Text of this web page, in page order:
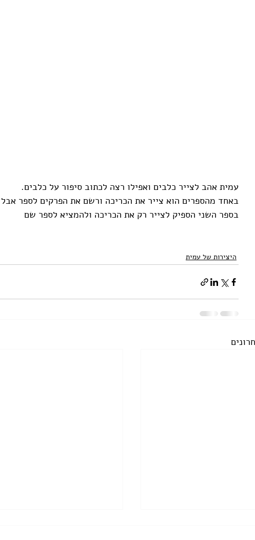
עמית אהב לצייר כלבים ואפילו רצה לכתוב סיפור על כלבים.
באחד מהספרים הוא צייר את הכריכה ורשם את הפרקים לספר
בספר השני הספיק לצייר רק את הכריכה ולהמציא לספר שם
היצירות של עמית